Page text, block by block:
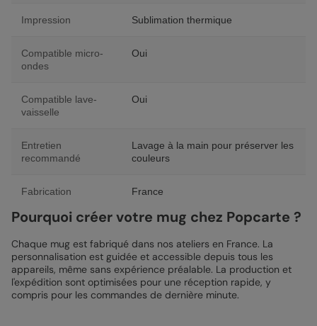
Impression Sublimation thermique
Compatible micro-
ondes
Oui
Compatible lave-
vaisselle
Oui
Entretien
recommandé
Lavage à la main pour préserver les
couleurs
Fabrication France
Pourquoi créer votre mug chez Popcarte ?
Chaque mug est fabriqué dans nos ateliers en France. La
personnalisation est guidée et accessible depuis tous les
appareils, même sans expérience préalable. La production et
l'expédition sont optimisées pour une réception rapide, y
compris pour les commandes de dernière minute.